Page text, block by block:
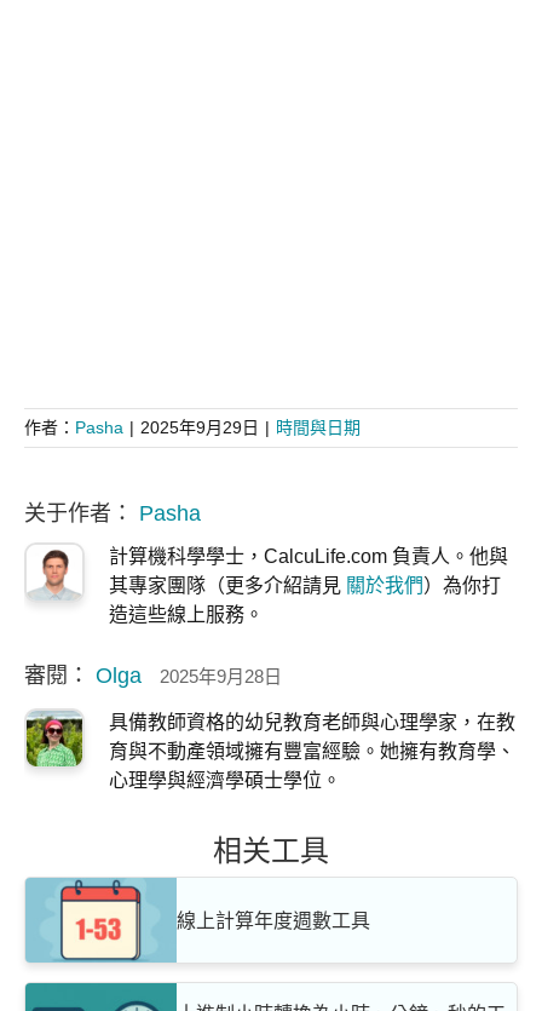
作者： Pasha | 2025年9月29日 | 時間與日期
关于作者： Pasha
計算機科學學士，CalcuLife.com 負責人。他與
其專家團隊（更多介紹請見 關於我們）為你打
造這些線上服務。
審閱： Olga 2025年9月28日
具備教師資格的幼兒教育老師與心理學家，在教
育與不動產領域擁有豐富經驗。她擁有教育學、
心理學與經濟學碩士學位。
相关工具
線上計算年度週數工具